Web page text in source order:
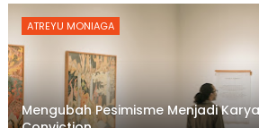
ATREYU MONIAGA
Mengubah Pesimisme Menjadi